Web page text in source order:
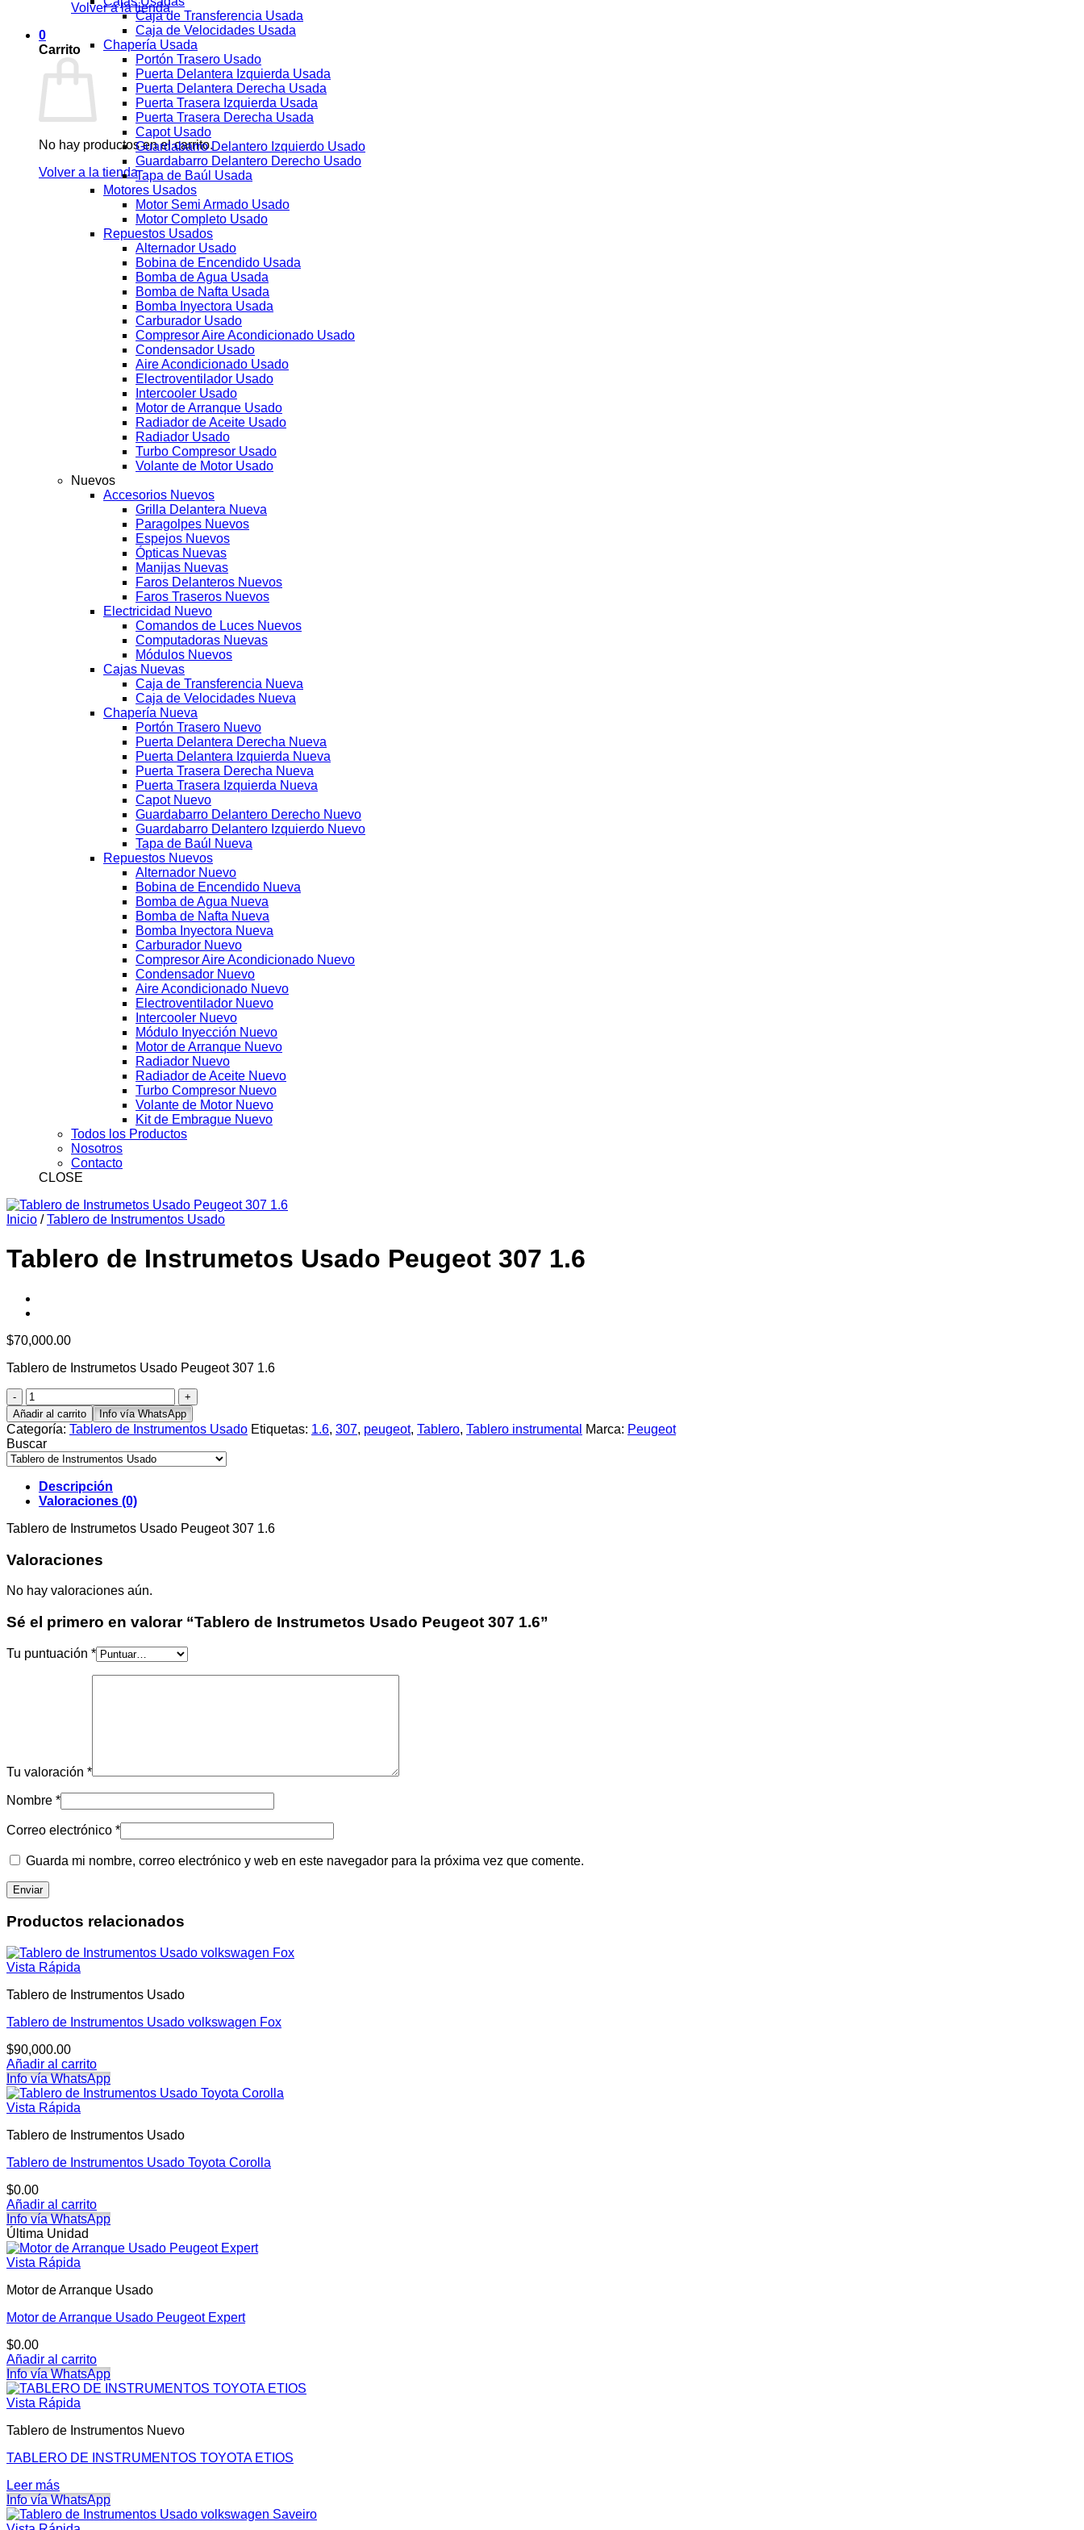
Volver a la tienda
0
Carrito
No hay productos en el carrito.
Volver a la tienda
Caja de Transferencia Usada
Caja de Velocidades Usada
Chapería Usada
Portón Trasero Usado
Puerta Delantera Izquierda Usada
Puerta Delantera Derecha Usada
Puerta Trasera Izquierda Usada
Puerta Trasera Derecha Usada
Capot Usado
Guardabarro Delantero Izquierdo Usado
Guardabarro Delantero Derecho Usado
Tapa de Baúl Usada
Motores Usados
Motor Semi Armado Usado
Motor Completo Usado
Repuestos Usados
Alternador Usado
Bobina de Encendido Usada
Bomba de Agua Usada
Bomba de Nafta Usada
Bomba Inyectora Usada
Carburador Usado
Compresor Aire Acondicionado Usado
Condensador Usado
Aire Acondicionado Usado
Electroventilador Usado
Intercooler Usado
Motor de Arranque Usado
Radiador de Aceite Usado
Radiador Usado
Turbo Compresor Usado
Volante de Motor Usado
Nuevos
Accesorios Nuevos
Grilla Delantera Nueva
Paragolpes Nuevos
Espejos Nuevos
Ópticas Nuevas
Manijas Nuevas
Faros Delanteros Nuevos
Faros Traseros Nuevos
Electricidad Nuevo
Comandos de Luces Nuevos
Computadoras Nuevas
Módulos Nuevos
Cajas Nuevas
Caja de Transferencia Nueva
Caja de Velocidades Nueva
Chapería Nueva
Portón Trasero Nuevo
Puerta Delantera Derecha Nueva
Puerta Delantera Izquierda Nueva
Puerta Trasera Derecha Nueva
Puerta Trasera Izquierda Nueva
Capot Nuevo
Guardabarro Delantero Derecho Nuevo
Guardabarro Delantero Izquierdo Nuevo
Tapa de Baúl Nueva
Repuestos Nuevos
Alternador Nuevo
Bobina de Encendido Nueva
Bomba de Agua Nueva
Bomba de Nafta Nueva
Bomba Inyectora Nueva
Carburador Nuevo
Compresor Aire Acondicionado Nuevo
Condensador Nuevo
Aire Acondicionado Nuevo
Electroventilador Nuevo
Intercooler Nuevo
Módulo Inyección Nuevo
Motor de Arranque Nuevo
Radiador Nuevo
Radiador de Aceite Nuevo
Turbo Compresor Nuevo
Volante de Motor Nuevo
Kit de Embrague Nuevo
Todos los Productos
Nosotros
Contacto
CLOSE
Inicio / Tablero de Instrumentos Usado
Tablero de Instrumetos Usado Peugeot 307 1.6
$70,000.00
Tablero de Instrumetos Usado Peugeot 307 1.6
Tablero
de
Instrumetos
Usado
Peugeot
307
1.6
cantidad
Añadir al carrito Info vía WhatsApp
Categoría: Tablero de Instrumentos Usado Etiquetas: 1.6, 307, peugeot, Tablero, Tablero instrumental Marca: Peugeot
Buscar
Descripción
Valoraciones (0)
Tablero de Instrumetos Usado Peugeot 307 1.6
Valoraciones
No hay valoraciones aún.
Sé el primero en valorar “Tablero de Instrumetos Usado Peugeot 307 1.6”
Tu puntuación *
Tu valoración *
Nombre *
Correo electrónico *
Guarda mi nombre, correo electrónico y web en este navegador para la próxima vez que comente.
Productos relacionados
Vista Rápida
Tablero de Instrumentos Usado
Tablero de Instrumentos Usado volkswagen Fox
$90,000.00
Añadir al carrito
Info vía WhatsApp
Vista Rápida
Tablero de Instrumentos Usado
Tablero de Instrumentos Usado Toyota Corolla
$0.00
Añadir al carrito
Info vía WhatsApp
Última Unidad
Vista Rápida
Motor de Arranque Usado
Motor de Arranque Usado Peugeot Expert
$0.00
Añadir al carrito
Info vía WhatsApp
Vista Rápida
Tablero de Instrumentos Nuevo
TABLERO DE INSTRUMENTOS TOYOTA ETIOS
Leer más
Info vía WhatsApp